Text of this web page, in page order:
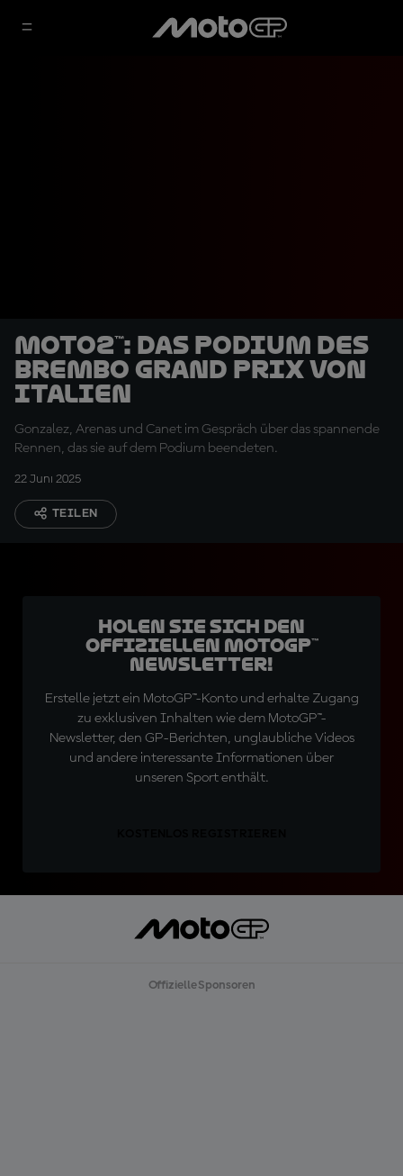
Moto2™: Das Podium des
Brembo Grand Prix von
Italien
Gonzalez, Arenas und Canet im Gespräch über das spannende
Rennen, das sie auf dem Podium beendeten.
22 Juni 2025
TEILEN
Holen Sie sich den
offiziellen MotoGP™
Newsletter!
Erstelle jetzt ein MotoGP™-Konto und erhalte Zugang
zu exklusiven Inhalten wie dem MotoGP™-
Newsletter, den GP-Berichten, unglaubliche Videos
und andere interessante Informationen über
unseren Sport enthält.
Offizielle Sponsoren